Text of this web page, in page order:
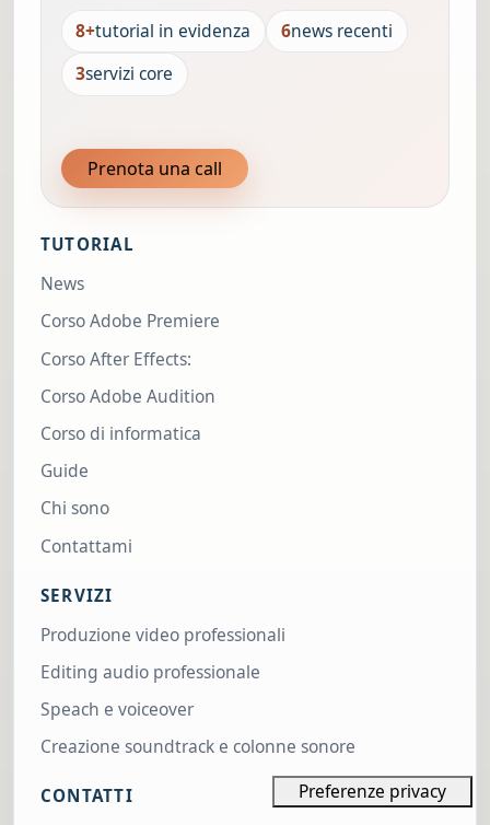
8+tutorial in evidenza 6news recenti
3servizi core
Prenota una call
TUTORIAL
News
Corso Adobe Premiere
Corso After Effects:
Corso Adobe Audition
Corso di informatica
Guide
Chi sono
Contattami
SERVIZI
Produzione video professionali
Editing audio professionale
Speach e voiceover
Creazione soundtrack e colonne sonore
CONTATTI